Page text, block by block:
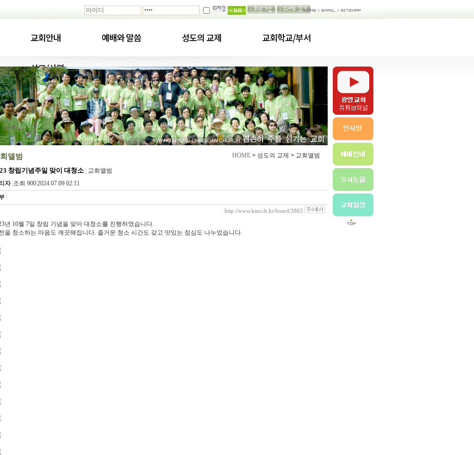
교회안내 예배와 말씀 성도의 교제 교회학교/부서
선교/사역
앨범 HOME > 성도의 교제 > 교회앨범
창립기념주일 맞이 대청소
교회앨범
자 조회 9002024.07.09 02:11
http://www.kmcch.kr/board/2863
년 10월 7일 창립 기념을 맞아 대청소를 진행하였습니다.
을 청소하는 마음도 깨끗해집니다. 즐거운 청소 시간도 갖고 맛있는 점심도 나누었습니다.